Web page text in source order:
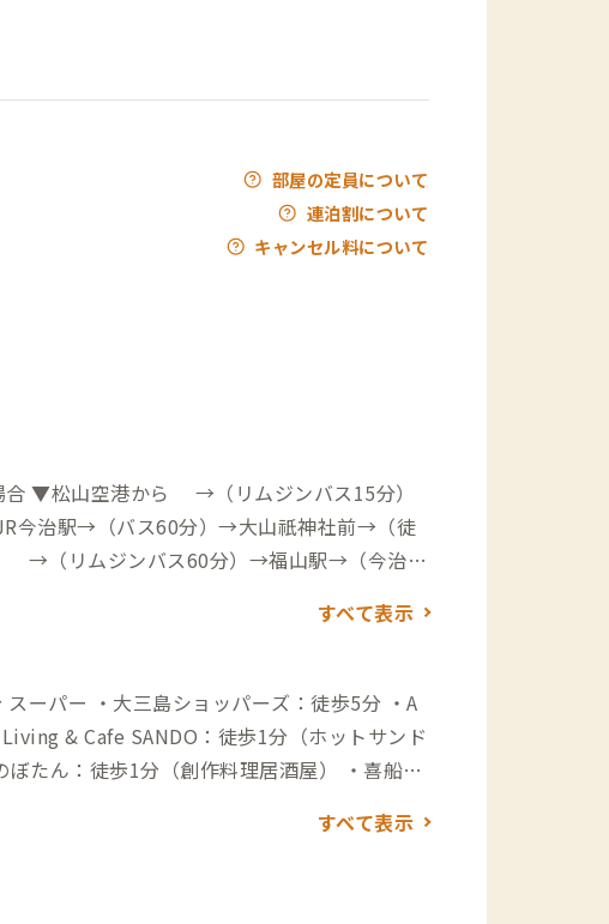
部屋の定員について
連泊割について
キャンセル料について
合 ▼松山空港から →（リムジンバス15分）
今治駅→（バス60分）→大山祇神社前→（徒
→（リムジンバス60分）→福山駅→（今治方
道40分）→大三島IC→（一般道10分）→到着
）→大三島IC→（一般道10分）→到着 ※松
ンタカーやニッポンレンタカーなど、レンタ
の移動を検討されている方は参考にしてくだ
すべて表示
たん：徒歩1分（創作料理居酒屋） ・喜船：
分（お好み焼き） ・大三島ブリュワリー：徒
すべて表示